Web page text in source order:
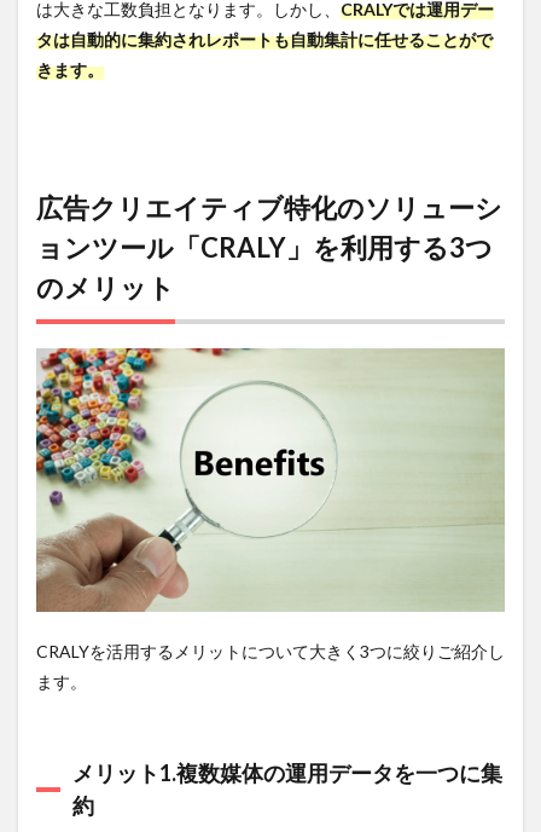
ていな
い
7
した
い広
告レ
ト作
成ツ
選
7.1
CRALY
と併
せて
比較
検討
した
い広
告レ
ポー
ト作
ール
Databeat
は大きな工数負担となります。しかし、 CRALYでは運用デー
タは自動的に集約されレポートも自動集計に任せることがで
きます。
広告クリエイティブ特化のソリューシ
ョンツール「CRALY」を利用する3つ
のメリット
CRALYを活用するメリットについて大きく3つに絞りご紹介し
ます。
メリット1.複数媒体の運用データを一つに集
約